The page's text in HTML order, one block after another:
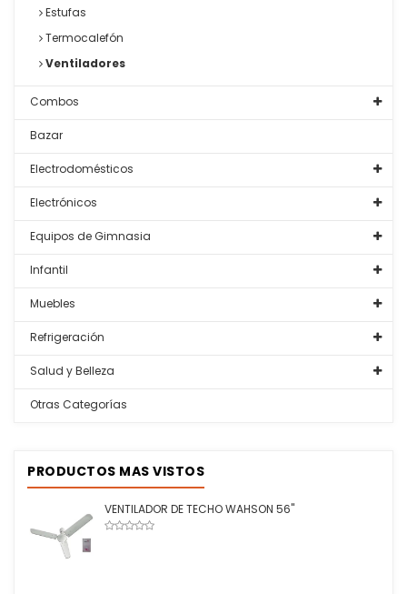
Estufas
Termocalefón
Ventiladores
Combos
Bazar
Electrodomésticos
Electrónicos
Equipos de Gimnasia
Infantil
Muebles
Refrigeración
Salud y Belleza
Otras Categorías
PRODUCTOS MAS VISTOS
VENTILADOR DE TECHO WAHSON 56"